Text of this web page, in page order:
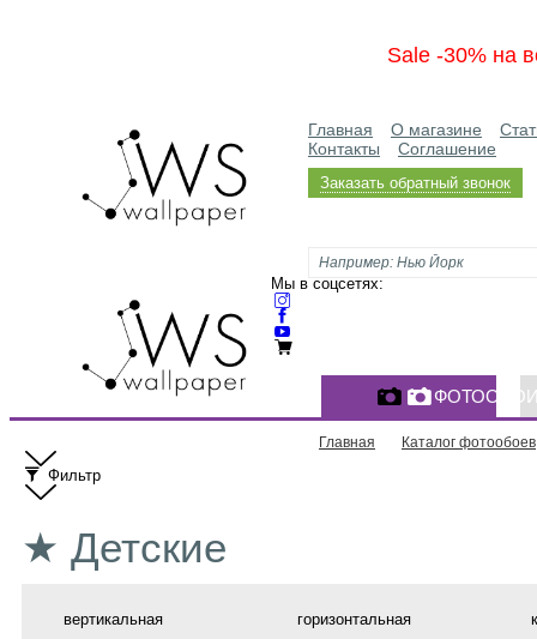
Sale -30% на
Главная О магазине
Контакты
Соглашение
Заказать обратный звонок
Мы в соцсетях:
Главная Каталог фотообоев
Фильтр
★ Детские
вертикальная горизонтальная